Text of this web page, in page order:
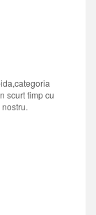
scurt timp cu